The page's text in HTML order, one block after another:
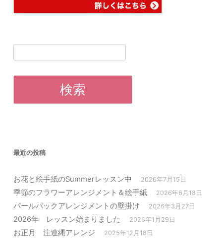
最近の投稿
お花と絵手紙のSummerレッスン中 2026年7月15日
季節のフラワーアレンジメント＆絵手紙 2026年6月18日
パールバックアレンジメントの壁掛け 2026年3月27日
2026年 レッスン始まりました 2026年1月29日
お正月 注連縄アレンジ 2025年12月18日